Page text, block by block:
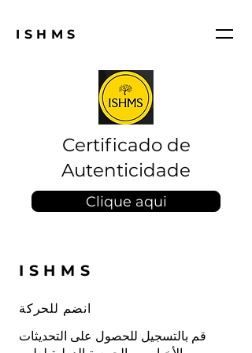
ISHMS
Certificado de
Autenticidade
Clique aqui
ISHMS
انضم للحركة
قم بالتسجيل للحصول على التحديثات